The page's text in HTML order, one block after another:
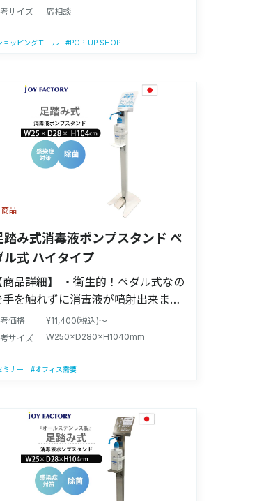
サイズ
応相談
ョッピングモール #POP-UP SHOP
踏み式消毒液ポンプスタンド ペ
ル式 ハイタイプ
商品詳細】 ・衛生的！ペダル式なの
手を触れずに消毒液が噴射出来ま
！！ ・ポンプボトル容器の脱着が簡
！ ・様々なポンプボトル容器のサイ
する量を、ポンプボトル容器の取付
、消毒等の訴求が可能 ・設置場所を
いません(※屋内に限り) 【意匠登
】第1689239号(D-PAT) 【適合ボト
サイズ】高さ16cm～27cmの手指消
液に対応しております。 【商品サイ
価格
¥11,400(税込)～
サイズ
W250×D280×H1040mm
商品
ミナー #オフィス需要